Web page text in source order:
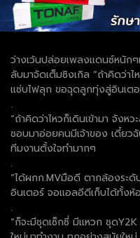
ว่างเว้นปล่อยเพลงแดนซ์หนักๆ
ลับมาจัดเต็มซิงเกิล “ถ้าคิดว่า
แซ่บไฟลุก ขอฉุดลูกทุ่งสู่อินเต
.
“ถ้าคิดว่าไหวก็เดินเข้ามา จังห
ชอบมาอ่อยคนมีเจ้าของ เดี๋ยว
ทีมงานตั้งใจทำมากๆ
.
“ได้ผกก.MVมือดี ตากล้องระ
อินเตอร์ จอแอลอีดีเก็บได้ทั้ง
.
“ก็จะมีชุดเซ็กซี่ มีแหวก ชุด